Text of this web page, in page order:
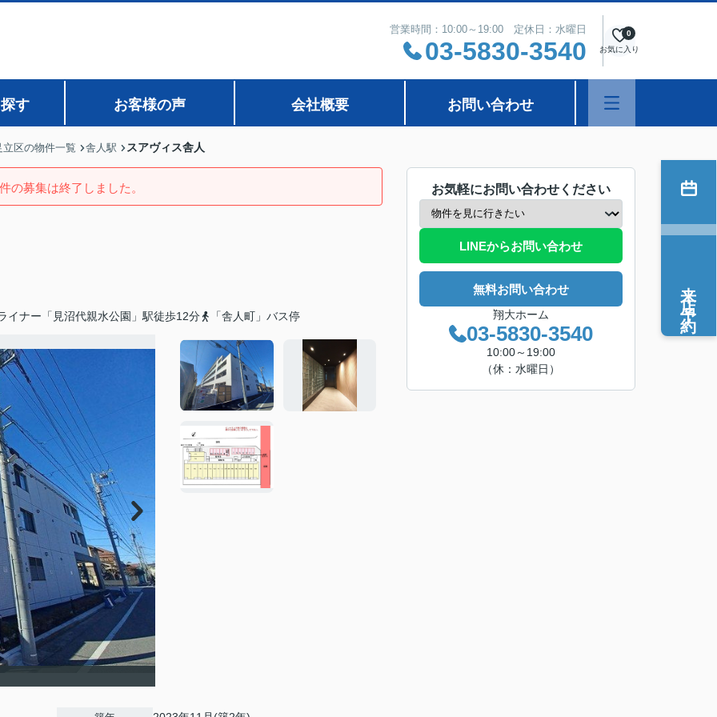
営業時間：10:00～19:00 定休日：水曜日
03-5830-3540 お気に入り
0
す お客様の声 会社概要 お問い合わせ
立区の物件一覧 舎人駅 スアヴィス舎人
の募集は終了しました。
イナー「見沼代親水公園」駅徒歩12分 「舎人町」バス停
お気軽にお問い合わせください
LINEからお問い合わせ
無料お問い合わせ
翔大ホーム
03-5830-3540
10:00～19:00
（休：水曜日）
来店予約